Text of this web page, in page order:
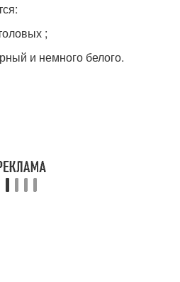
;
и немного белого.